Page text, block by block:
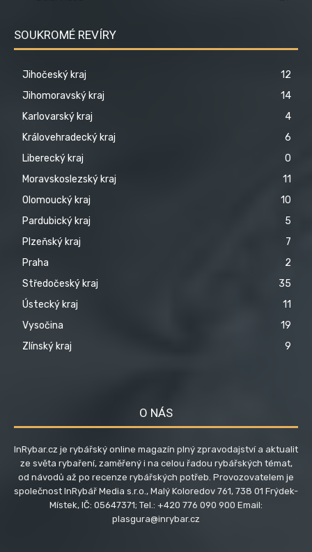
SOUKROMÉ REVÍRY
Jihočeský kraj
12
Jihomoravský kraj
14
Karlovarský kraj
4
Královehradecký kraj
6
Liberecký kraj
0
Moravskoslezský kraj
11
Olomoucký kraj
10
Pardubický kraj
5
Plzeňský kraj
7
Praha
2
Středočeský kraj
35
Ústecký kraj
11
Vysočina
19
Zlínský kraj
9
O NÁS
InRybar.cz je rybářský online magazín plný zpravodajství a aktualit
ze světa rybaření, zaměřený i na celou řadou rybářských témat,
od návodů až po recenze rybářských potřeb. Provozovatelem je
společnost InRybář Media s.r.o., Malý Koloredov 761, 738 01 Frýdek-
Místek, IČ: 05647371; Tel.: +420 776 090 900 Email:
plasgura@inrybar.cz